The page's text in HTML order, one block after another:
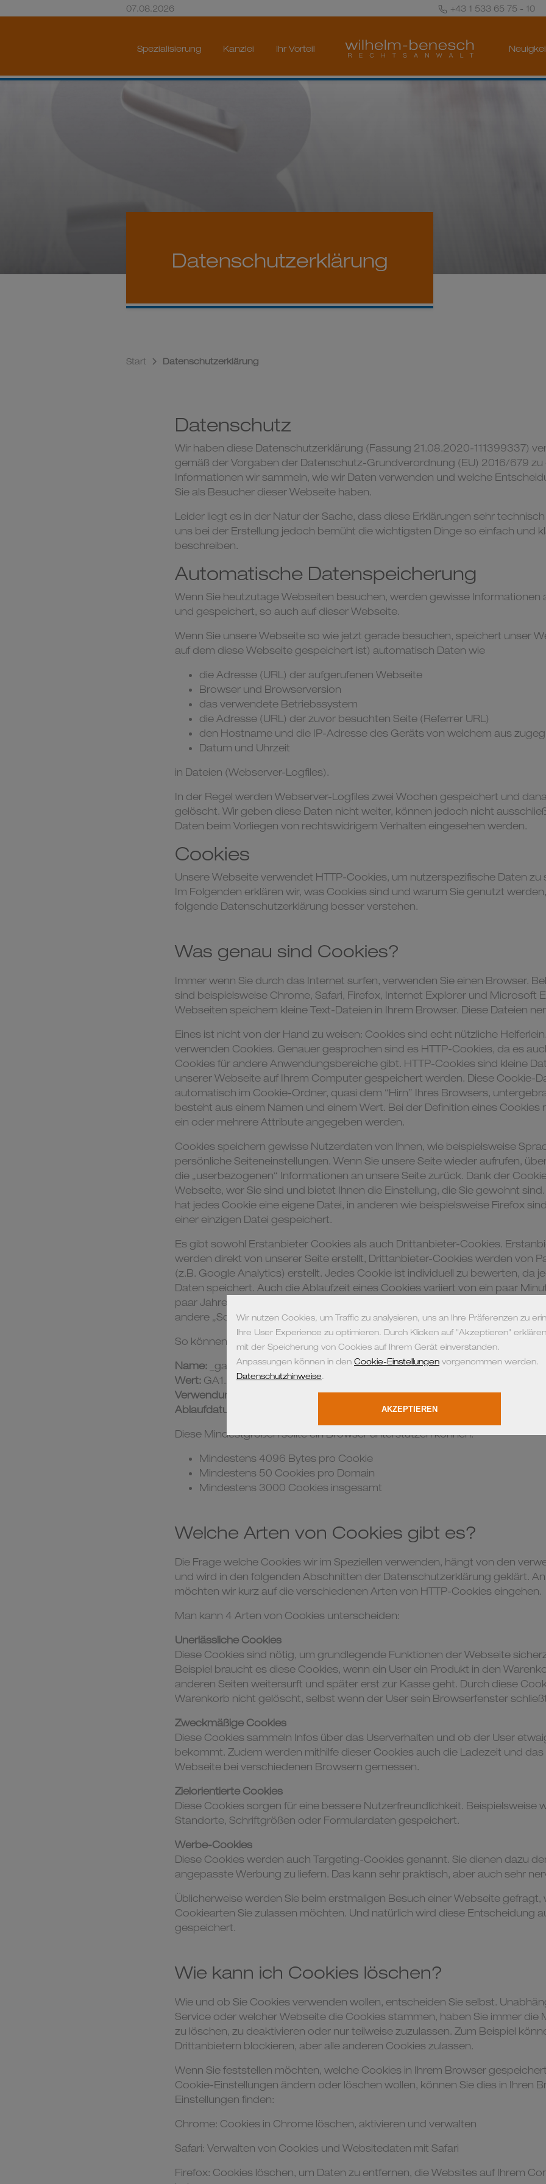
07.08.2026 +43 1 533 65 75 - 10
Spezialisierung Kanzlei Ihr Vorteil
Datenschutzerklärung
Start Datenschutzerklärung
Datenschutz
Wir haben diese Datenschutzerklärung (Fassung 21.08.2020-111399337)
gemäß der Vorgaben der Datenschutz-Grundverordnung (EU) 2016/679 zu
Informationen wir sammeln, wie wir Daten verwenden und welche
Sie als Besucher dieser Webseite haben.
Leider liegt es in der Natur der Sache, dass diese Erklärungen sehr
uns bei der Erstellung jedoch bemüht die wichtigsten Dinge so einfach und
beschreiben.
Automatische Datenspeicherung
Wenn Sie heutzutage Webseiten besuchen, werden gewisse Informationen
und gespeichert, so auch auf dieser Webseite.
Wenn Sie unsere Webseite so wie jetzt gerade besuchen, speichert unser
auf dem diese Webseite gespeichert ist) automatisch Daten wie
die Adresse (URL) der aufgerufenen Webseite
Browser und Browserversion
das verwendete Betriebssystem
die Adresse (URL) der zuvor besuchten Seite (Referrer URL)
den Hostname und die IP-Adresse des Geräts von welchem aus
Datum und Uhrzeit
in Dateien (Webserver-Logfiles).
In der Regel werden Webserver-Logfiles zwei Wochen gespeichert und
gelöscht. Wir geben diese Daten nicht weiter, können jedoch nicht
Daten beim Vorliegen von rechtswidrigem Verhalten eingesehen werden.
Cookies
Unsere Webseite verwendet HTTP-Cookies, um nutzerspezifische Daten zu
Im Folgenden erklären wir, was Cookies sind und warum Sie genutzt
folgende Datenschutzerklärung besser verstehen.
Was genau sind Cookies?
Immer wenn Sie durch das Internet surfen, verwenden Sie einen Browser.
sind beispielsweise Chrome, Safari, Firefox, Internet Explorer und Microsoft
Webseiten speichern kleine Text-Dateien in Ihrem Browser. Diese Dateien
Eines ist nicht von der Hand zu weisen: Cookies sind echt nützliche
verwenden Cookies. Genauer gesprochen sind es HTTP-Cookies, da es
Cookies für andere Anwendungsbereiche gibt. HTTP-Cookies sind kleine
unserer Webseite auf Ihrem Computer gespeichert werden. Diese Cookie-
automatisch im Cookie-Ordner, quasi dem “Hirn” Ihres Browsers,
besteht aus einem Namen und einem Wert. Bei der Definition eines Cookies
ein oder mehrere Attribute angegeben werden.
Cookies speichern gewisse Nutzerdaten von Ihnen, wie beispielsweise
persönliche Seiteneinstellungen. Wenn Sie unsere Seite wieder aufrufen,
die „userbezogenen“ Informationen an unsere Seite zurück. Dank der
Webseite, wer Sie sind und bietet Ihnen die Einstellung, die Sie gewohnt
hat jedes Cookie eine eigene Datei, in anderen wie beispielsweise Firefox
einer einzigen Datei gespeichert.
Es gibt sowohl Erstanbieter Cookies als auch Drittanbieter-Cookies.
werden direkt von unserer Seite erstellt, Drittanbieter-Cookies werden von
(z.B. Google Analytics) erstellt. Jedes Cookie ist individuell zu bewerten, da
Daten speichert. Auch die Ablaufzeit eines Cookies variiert von ein paar
paar Jahren. Cookies sind keine Software-Programme und enthalten keine
andere „Schädlinge“. Cookies können auch nicht auf Informationen Ihres
So können zum Beispiel Cookie-Daten aussehen:
Name:_ga
Wert:GA1.2.1326744211.152111399337-9
Verwendungszweck:
Unterscheidung der Webseitenbesucher
Ablaufdatum:
Diese Mindestgrößen sollte ein Browser unterstützen können:
Mindestens 4096 Bytes pro Cookie
Mindestens 50 Cookies pro Domain
Mindestens 3000 Cookies insgesamt
Welche Arten von Cookies gibt es?
Die Frage welche Cookies wir im Speziellen verwenden, hängt von den
und wird in den folgenden Abschnitten der Datenschutzerklärung geklärt.
möchten wir kurz auf die verschiedenen Arten von HTTP-Cookies eingehen.
Man kann 4 Arten von Cookies unterscheiden:
Unerlässliche Cookies
Diese Cookies sind nötig, um grundlegende Funktionen der Webseite
Beispiel braucht es diese Cookies, wenn ein User ein Produkt in den
anderen Seiten weitersurft und später erst zur Kasse geht. Durch diese
Warenkorb nicht gelöscht, selbst wenn der User sein Browserfenster
Zweckmäßige Cookies
Diese Cookies sammeln Infos über das Userverhalten und ob der User
bekommt. Zudem werden mithilfe dieser Cookies auch die Ladezeit und das
Webseite bei verschiedenen Browsern gemessen.
Zielorientierte Cookies
Diese Cookies sorgen für eine bessere Nutzerfreundlichkeit. Beispielsweise
Standorte, Schriftgrößen oder Formulardaten gespeichert.
Werbe-Cookies
Diese Cookies werden auch Targeting-Cookies genannt. Sie dienen dazu
angepasste Werbung zu liefern. Das kann sehr praktisch, aber auch sehr
Üblicherweise werden Sie beim erstmaligen Besuch einer Webseite gefragt,
Cookiearten Sie zulassen möchten. Und natürlich wird diese Entscheidung
gespeichert.
Wie kann ich Cookies löschen?
Wie und ob Sie Cookies verwenden wollen, entscheiden Sie selbst.
Service oder welcher Webseite die Cookies stammen, haben Sie immer die
zu löschen, zu deaktivieren oder nur teilweise zuzulassen. Zum Beispiel
Drittanbietern blockieren, aber alle anderen Cookies zulassen.
Wenn Sie feststellen möchten, welche Cookies in Ihrem Browser
Cookie-Einstellungen ändern oder löschen wollen, können Sie dies in Ihren
Einstellungen finden:
Chrome: Cookies in Chrome löschen, aktivieren und verwalten
Safari: Verwalten von Cookies und Websitedaten mit Safari
Firefox: Cookies löschen, um Daten zu entfernen, die Websites auf Ihrem